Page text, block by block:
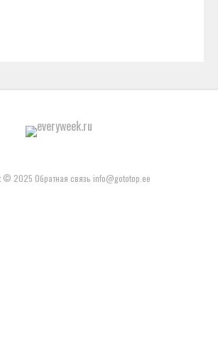
© 2025 Обратная связь info@gototop.ee